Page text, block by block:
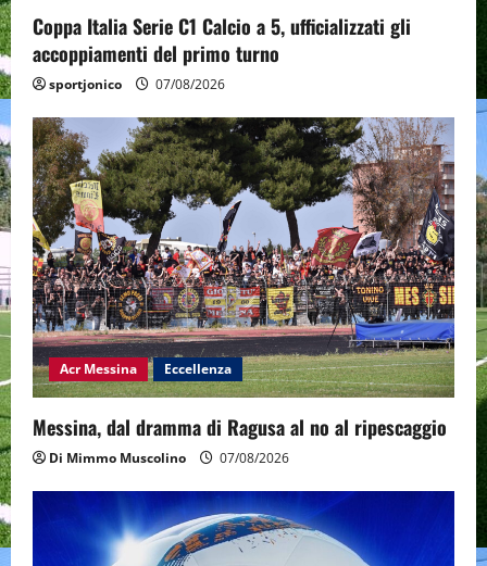
Coppa Italia Serie C1 Calcio a 5, ufficializzati gli
accoppiamenti del primo turno
sportjonico 07/08/2026
Acr Messina Eccellenza
Messina, dal dramma di Ragusa al no al ripescaggio
Di Mimmo Muscolino 07/08/2026